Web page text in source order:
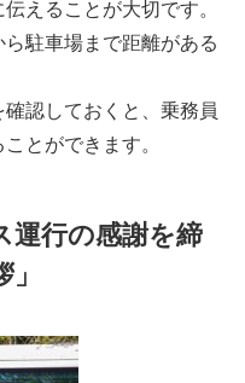
えることが大切です。
駐車場まで距離がある
認しておくと、乗務員
とができます。
運行の感謝を締